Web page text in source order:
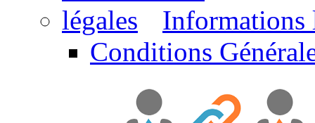
Informations
Conditions